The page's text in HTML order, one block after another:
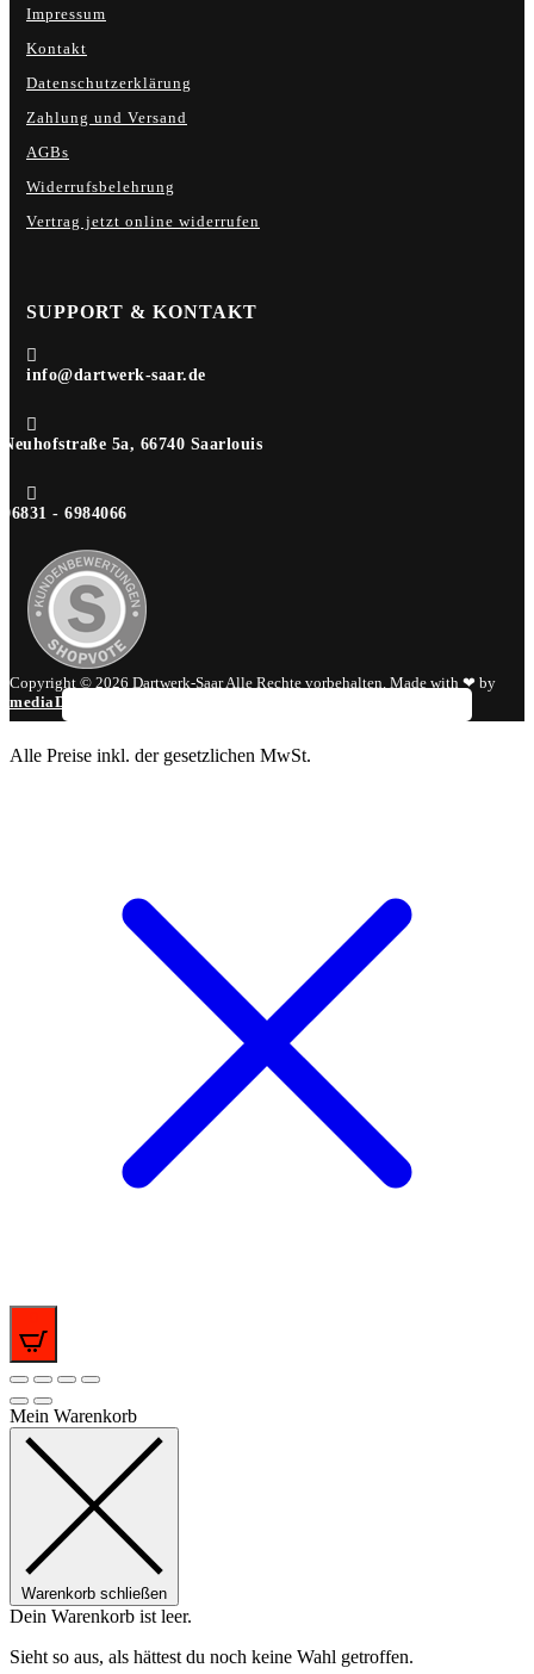
Impressum
Kontakt
Datenschutzerklärung
Zahlung und Versand
AGBs
Widerrufsbelehrung
Vertrag jetzt online widerrufen
SUPPORT & KONTAKT

info@dartwerk-saar.de

Neuhofstraße 5a, 66740 Saarlouis

06831 - 6984066
Copyright © 2026 Dartwerk-Saar Alle Rechte vorbehalten. Made with ❤ by
mediaDIV
Alle Preise inkl. der gesetzlichen MwSt.
Mein Warenkorb
Warenkorb schließen
Dein Warenkorb ist leer.
Sieht so aus, als hättest du noch keine Wahl getroffen.